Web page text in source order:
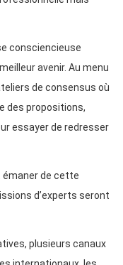
consciencieuse
avenir. Au menu
de consensus où
des propositions,
essayer de redresser
émaner de cette
d’experts seront
plusieurs canaux